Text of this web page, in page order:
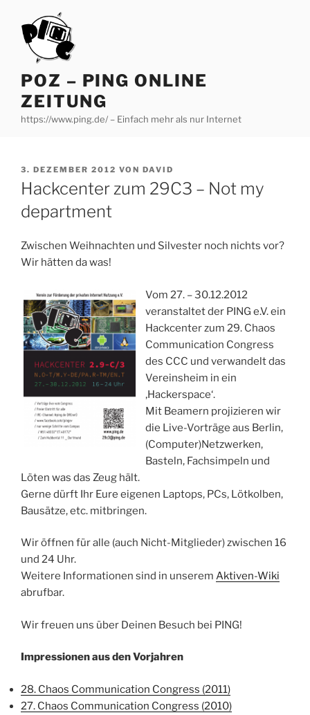
Inhalt
springen
POZ – PING ONLINE
ZEITUNG
https://www.ping.de/ – Einfach mehr als nur Internet
VERÖFFENTLICHT
AM
3. DEZEMBER 2012 VON DAVID
Hackcenter zum 29C3 – Not my
department
Zwischen Weihnachten und Silvester noch nichts vor?
Wir hätten da was!
Vom 27. – 30.12.2012
veranstaltet der PING e.V. ein
Hackcenter zum 29. Chaos
Communication Congress
des CCC und verwandelt das
Vereinsheim in ein
‚Hackerspace‘.
Mit Beamern projizieren wir
die Live-Vorträge aus Berlin,
(Computer)Netzwerken,
Basteln, Fachsimpeln und
Löten was das Zeug hält.
Gerne dürft Ihr Eure eigenen Laptops, PCs, Lötkolben,
Bausätze, etc. mitbringen.
Wir öffnen für alle (auch Nicht-Mitglieder) zwischen 16
und 24 Uhr.
Weitere Informationen sind in unserem Aktiven-Wiki
abrufbar.
Wir freuen uns über Deinen Besuch bei PING!
Impressionen aus den Vorjahren
28. Chaos Communication Congress (2011)
27. Chaos Communication Congress (2010)